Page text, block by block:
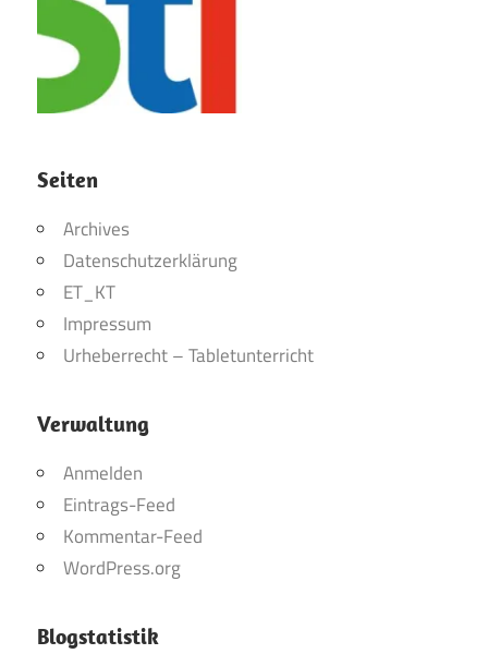
Seiten
Archives
Datenschutzerklärung
ET_KT
Impressum
Urheberrecht – Tabletunterricht
Verwaltung
Anmelden
Eintrags-Feed
Kommentar-Feed
WordPress.org
Blogstatistik